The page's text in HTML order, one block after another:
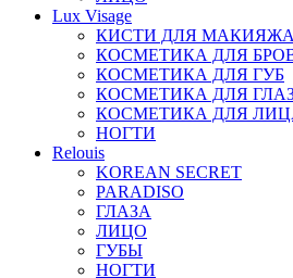
Lux Visage
КИСТИ ДЛЯ МАКИЯЖА
КОСМЕТИКА ДЛЯ
КОСМЕТИКА ДЛЯ ГУБ
КОСМЕТИКА ДЛЯ
КОСМЕТИКА ДЛЯ
НОГТИ
Relouis
KOREAN SECRET
PARADISO
ГЛАЗА
ЛИЦО
ГУБЫ
НОГТИ